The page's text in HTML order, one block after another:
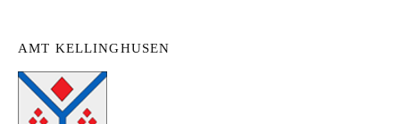
AMT KELLINGHUSEN